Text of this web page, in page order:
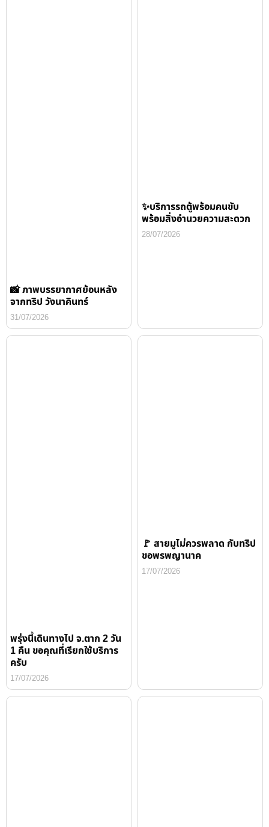
📸 ภาพบรรยากาศย้อนหลัง
จากทริป วังนาคินทร์
31/07/2026
✨บริการรถตู้พร้อมคนขับ
พร้อมสิ่งอำนวยความสะดวก
28/07/2026
พรุ่งนี้เดินทางไป จ.ตาก 2 วัน
1 คืน ขอคุณที่เรียกใช้บริการ
ครับ
17/07/2026
🚩 สายมูไม่ควรพลาด กับทริป
ขอพรพญานาค
17/07/2026